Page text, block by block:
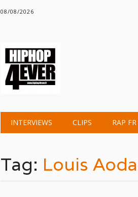
08/08/2026
Main menu
INTERVIEWS CLIPS RAP FR
Tag: Louis Aoda